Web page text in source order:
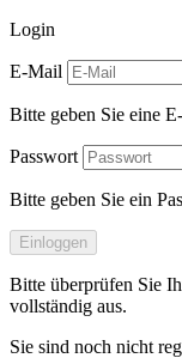
Login
E-Mail
Bitte geben Sie eine
Passwort
Bitte geben Sie ein
Einloggen
Bitte überprüfen Sie
vollständig aus.
Sie sind noch nicht